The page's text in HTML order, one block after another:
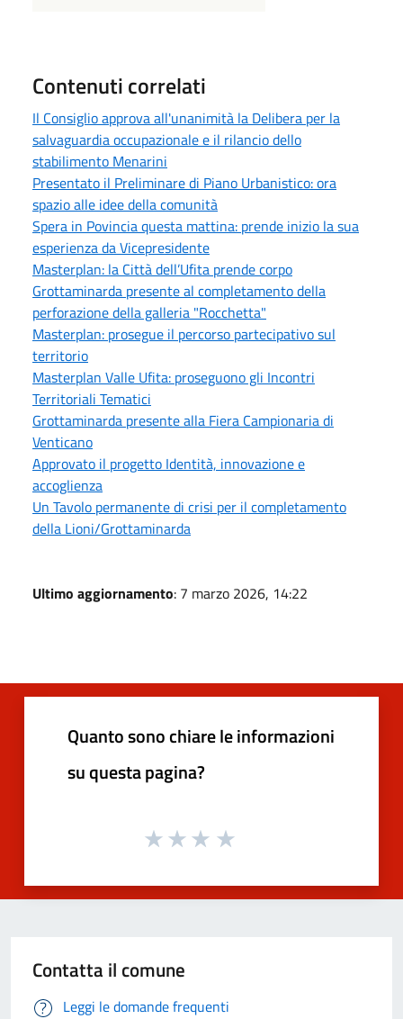
Contenuti correlati
Il Consiglio approva all'unanimità la Delibera per la
salvaguardia occupazionale e il rilancio dello
stabilimento Menarini
Presentato il Preliminare di Piano Urbanistico: ora
spazio alle idee della comunità
Spera in Povincia questa mattina: prende inizio la sua
esperienza da Vicepresidente
Masterplan: la Città dell’Ufita prende corpo
Grottaminarda presente al completamento della
perforazione della galleria "Rocchetta"
Masterplan: prosegue il percorso partecipativo sul
territorio
Masterplan Valle Ufita: proseguono gli Incontri
Territoriali Tematici
Grottaminarda presente alla Fiera Campionaria di
Venticano
Approvato il progetto Identità, innovazione e
accoglienza
Un Tavolo permanente di crisi per il completamento
della Lioni/Grottaminarda
Ultimo aggiornamento: 7 marzo 2026, 14:22
Quanto sono chiare le informazioni
su questa pagina?
Contatta il comune
Leggi le domande frequenti